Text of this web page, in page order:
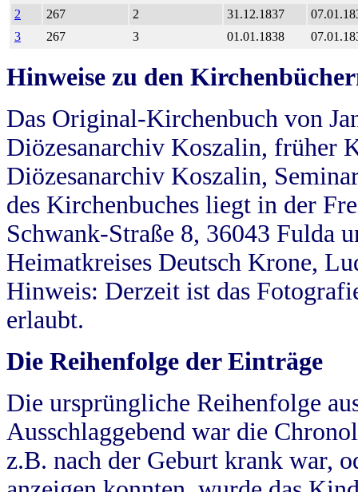
2
267 2 31.12.1837
3
267 3 01.01.1838
Hinweise zu den
Das Original-Kirchenbuch von
Diözesanarchiv Koszalin, früher
Diözesanarchiv Koszalin,
des Kirchenbuches liegt in der
Schwank-Straße 8, 36043 Fulda
Heimatkreises Deutsch Krone,
Hinweis: Derzeit ist das
erlaubt.
Die Reihenfolge der Einträge
Die ursprüngliche Reihenfolge
Ausschlaggebend war die
z.B. nach der Geburt krank war,